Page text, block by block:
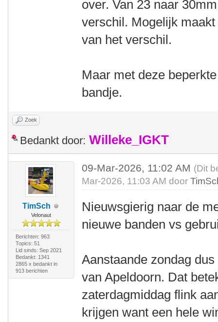
over. Van 23 naar
verschil. Mogelijk
van het verschil.
Maar met deze
bandje.
Zoek
Bedankt door: Willeke_IGKT
TimSch
Velonaut
Berichten: 963
Topics: 51
Lid sinds: Sep 2021
Bedankt: 1341
2865 x bedankt in
913 berichten
09-Mar-2026, 11:02 AM (Dit
Mar-2026, 11:03 AM door
Nieuwsgierig naar de
nieuwe banden vs
Aanstaande zondag
van Apeldoorn. Dat
zaterdagmiddag flink
krijgen want een hele